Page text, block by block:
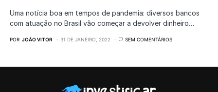
Uma notícia boa em tempos de pandemia: diversos bancos
com atuação no Brasil vão começar a devolver dinheiro…
POR JOÃO VITOR 31 DE JANEIRO, 2022 SEM COMENTÁRIOS